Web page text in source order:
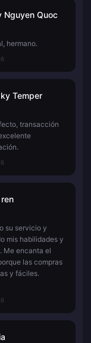
Nguyen Quoc
hermano.
Temper
transacción
su servicio y
mis habilidades y
Me encanta el
las compras
y fáciles.